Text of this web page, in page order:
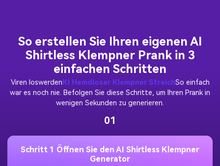
So erstellen Sie Ihren eigenen AI
Shirtless Klempner Prank in 3
einfachen Schritten
Viren loswerden KI Hemdloser Klempner StreichSo einfach
war es noch nie. Befolgen Sie diese Schritte, um Ihren Prank in
wenigen Sekunden zu generieren.
01
Schritt 1 Öffnen Sie den AI Shirtless Klempner
Generator